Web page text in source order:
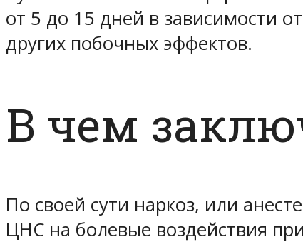
от 5 до 15 дней в зависимости
других побочных эффектов.
В чем
По своей сути наркоз, или
ЦНС на болевые воздействия